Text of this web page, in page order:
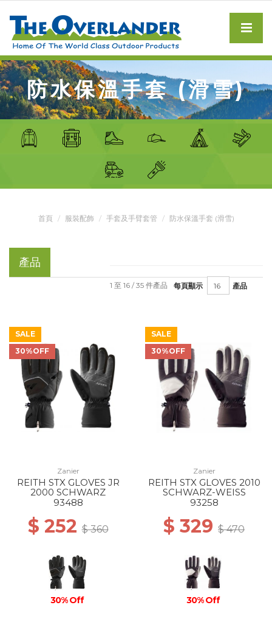
防水保溫手套 (滑雪)
首頁 服裝配飾 手套及手臂套管 防水保溫手套 (滑雪)
產品
每頁顯示 產品
1 至 16 / 35 件產品
SALE
30%OFF
Zanier
REITH STX GLOVES JR
2000 SCHWARZ
93488
$ 252$ 360
30% Off
SALE
30%OFF
Zanier
REITH STX GLOVES 2010
SCHWARZ-WEISS
93258
$ 329 $ 470
30% Off